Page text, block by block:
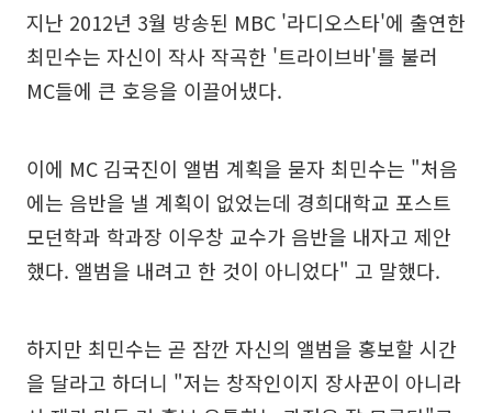
지난 2012년 3월 방송된 MBC '라디오스타'에 출연한
최민수는 자신이 작사 작곡한 '트라이브바'를 불러
MC들에 큰 호응을 이끌어냈다.
이에 MC 김국진이 앨범 계획을 묻자 최민수는 "처음
에는 음반을 낼 계획이 없었는데 경희대학교 포스트
모던학과 학과장 이우창 교수가 음반을 내자고 제안
했다. 앨범을 내려고 한 것이 아니었다" 고 말했다.
하지만 최민수는 곧 잠깐 자신의 앨범을 홍보할 시간
을 달라고 하더니 "저는 창작인이지 장사꾼이 아니라